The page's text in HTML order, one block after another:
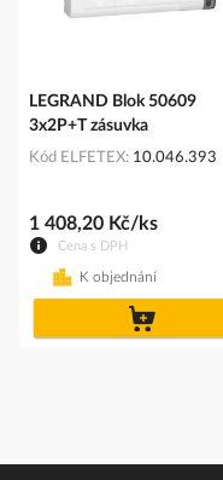
LEGRAND Blok 50609
3x2P+T zásuvka
Kód ELFETEX 10.046.393
Cena s DPH
1 408,20 Kč/ks
K objednání